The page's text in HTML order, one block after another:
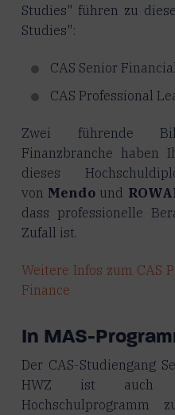
Studies" führen zu
Studies":
CAS Senior
CAS Professional
Zwei führende
Finanzbranche haben
dieses
von Mendo und
dass professionelle
Zufall ist.
Weitere Infos zum CAS
Finance
In MAS-
Der CAS-Studiengang
HWZ ist auch
Hochschulprogramm